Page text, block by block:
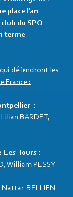
place l’an
du SPO
terme
défendront les
France :
:
BARDET,
Les-Tours :
William PESSY
Nattan BELLIEN